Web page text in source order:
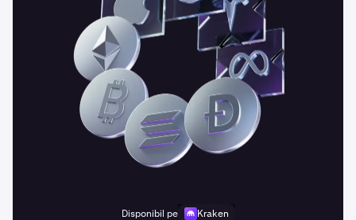
Disponibil pe Kraken